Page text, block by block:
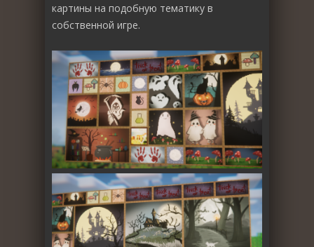
картины на подобную тематику в
собственной игре.